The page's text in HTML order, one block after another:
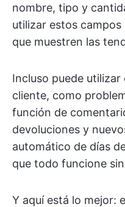
nombre, tipo y
utilizar estos
que muestren las
Incluso puede
cliente, como
función de
devoluciones y
automático de días
que todo funcione
Y aquí está lo mejor: